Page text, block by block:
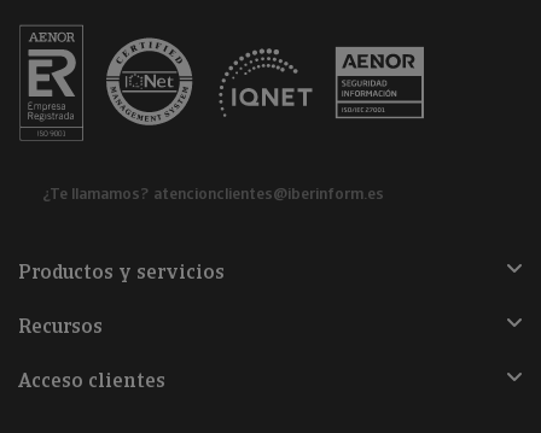
¿Te llamamos? atencionclientes@iberinform.es
Productos y servicios
Recursos
Acceso clientes